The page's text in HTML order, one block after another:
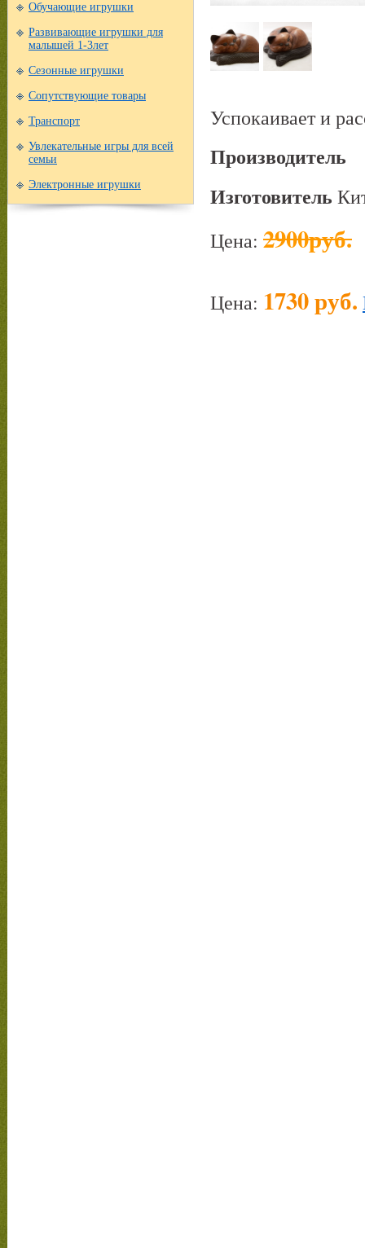
Обучающие игрушки
Развивающие игрушки для
малышей 1-3лет
Сезонные игрушки
Сопутствующие товары
Транспорт
Увлекательные игры для всей
семьи
Электронные игрушки
Успокаивает и
Производитель
Изготовитель
Цена: 2900руб.
Цена: 1730 руб.